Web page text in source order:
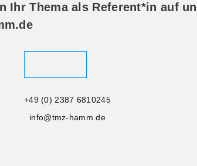
Thema als Referent*in auf
+49 (0) 2387 6810245
info@tmz-hamm.de